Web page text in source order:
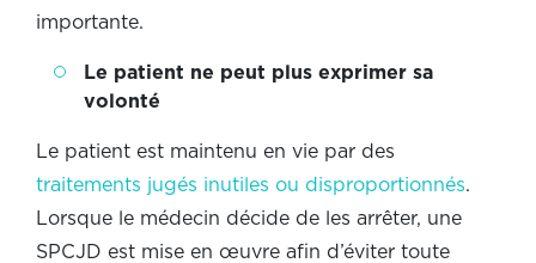
importante.
Le patient ne peut plus exprimer sa
volonté
Le patient est maintenu en vie par des
traitements jugés inutiles ou disproportionnés.
Lorsque le médecin décide de les arrêter, une
SPCJD est mise en œuvre afin d’éviter toute